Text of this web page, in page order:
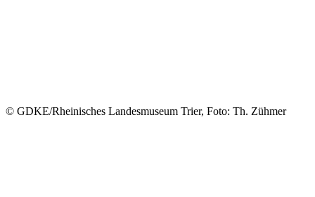
© GDKE/Rheinisches Landesmuseum Trier, Foto: Th. Zühmer